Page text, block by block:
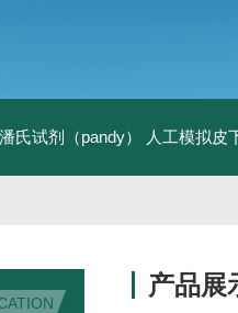
潘氏试剂（pandy） 人工模拟皮
产品展